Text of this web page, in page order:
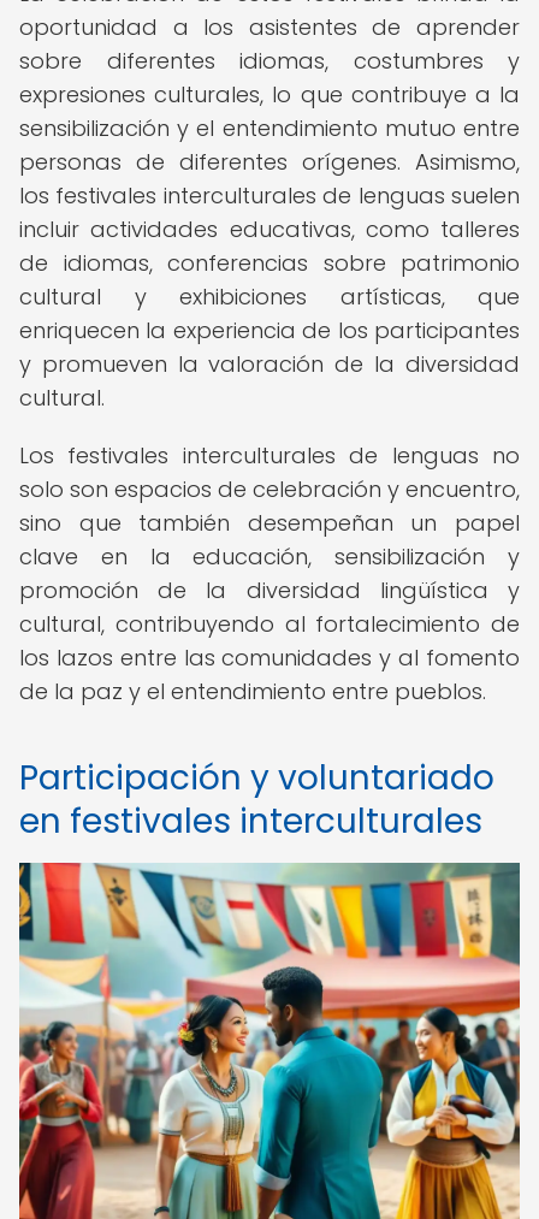
oportunidad a los asistentes de aprender
sobre diferentes idiomas, costumbres y
expresiones culturales, lo que contribuye a la
sensibilización y el entendimiento mutuo entre
personas de diferentes orígenes. Asimismo,
los festivales interculturales de lenguas suelen
incluir actividades educativas, como talleres
de idiomas, conferencias sobre patrimonio
cultural y exhibiciones artísticas, que
enriquecen la experiencia de los participantes
y promueven la valoración de la diversidad
cultural.
Los festivales interculturales de lenguas no
solo son espacios de celebración y encuentro,
sino que también desempeñan un papel
clave en la educación, sensibilización y
promoción de la diversidad lingüística y
cultural, contribuyendo al fortalecimiento de
los lazos entre las comunidades y al fomento
de la paz y el entendimiento entre pueblos.
Participación y voluntariado
en festivales interculturales